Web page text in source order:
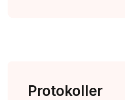
Protokoller